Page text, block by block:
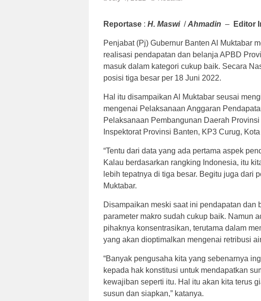
Reportase : H. Maswi/Ahmadin – Editor
Penjabat (Pj) Gubernur Banten Al Muktabar
realisasi pendapatan dan belanja APBD
masuk dalam kategori cukup baik. Secara
posisi tiga besar per 18 Juni 2022.
Hal itu disampaikan Al Muktabar seusai
mengenai Pelaksanaan Anggaran
Pelaksanaan Pembangunan Daerah
Inspektorat Provinsi Banten, KP3 Curug,
“Tentu dari data yang ada pertama aspek
Kalau berdasarkan rangking Indonesia, itu
lebih tepatnya di tiga besar. Begitu juga dari
Muktabar.
Disampaikan meski saat ini pendapatan dan
parameter makro sudah cukup baik. Namun
pihaknya konsentrasikan, terutama dalam
yang akan dioptimalkan mengenai retribusi
“Banyak pengusaha kita yang sebenarnya
kepada hak konstitusi untuk mendapatkan
kewajiban seperti itu. Hal itu akan kita terus
susun dan siapkan,” katanya.